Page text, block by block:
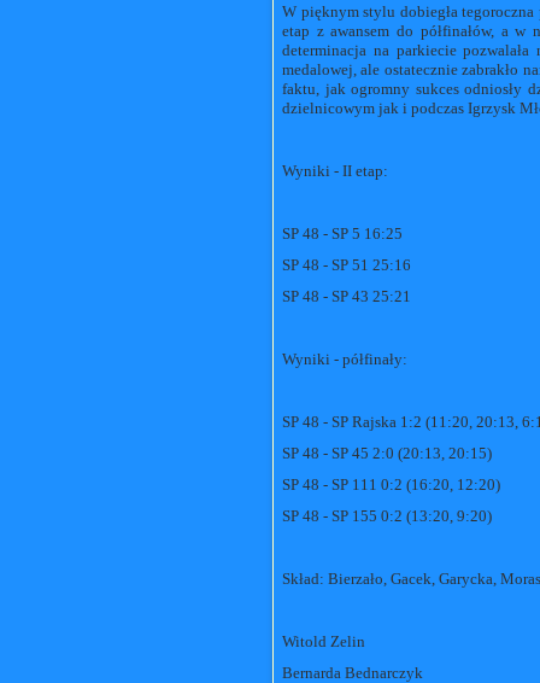
W pięknym stylu dobiegła
etap z awansem do półfinałów, a
determinacja na parkiecie
medalowej, ale ostatecznie zabrakło
faktu, jak ogromny sukces odniosły
dzielnicowym jak i podczas Igrzysk
Wyniki - II etap:
SP 48 - SP 5 16:25
SP 48 - SP 51 25:16
SP 48 - SP 43 25:21
Wyniki - półfinały:
SP 48 - SP Rajska 1:2 (11:20, 20:13,
SP 48 - SP 45 2:0 (20:13, 20:15)
SP 48 - SP 111 0:2 (16:20, 12:20)
SP 48 - SP 155 0:2 (13:20, 9:20)
Skład: Bierzało, Gacek, Garycka,
Witold Zelin
Bernarda Bednarczyk